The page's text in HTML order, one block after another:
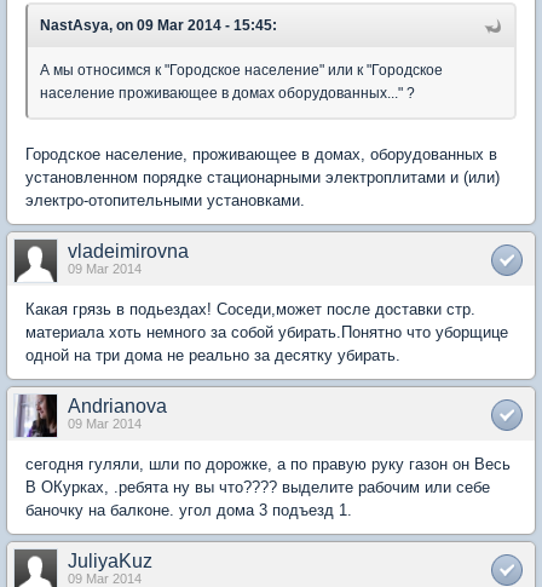
NastAsya, on 09 Mar 2014 - 15:45:
А мы относимся к "Городское население" или к "Городское
население проживающее в домах оборудованных..." ?
Городское население, проживающее в домах, оборудованных в
установленном порядке стационарными электроплитами и (или)
электро-отопительными установками.
vladeimirovna
09 Mar 2014
Какая грязь в подьездах! Соседи,может после доставки стр.
материала хоть немного за собой убирать.Понятно что уборщице
одной на три дома не реально за десятку убирать.
Andrianova
09 Mar 2014
сегодня гуляли, шли по дорожке, а по правую руку газон он Весь
В ОКурках, .ребята ну вы что???? выделите рабочим или себе
баночку на балконе. угол дома 3 подъезд 1.
JuliyaKuz
09 Mar 2014